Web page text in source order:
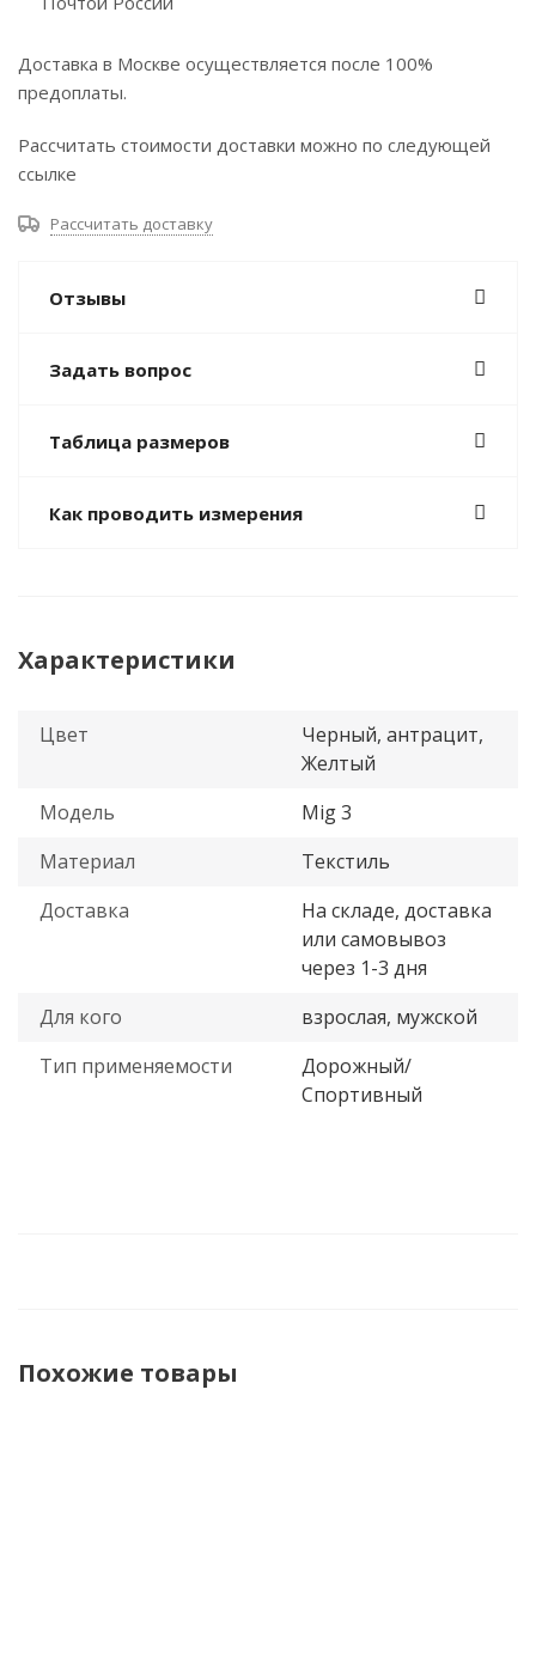
Доставка в Москве осуществляется после 100%
предоплаты.
Рассчитать стоимости доставки можно по следующей
ссылке
Рассчитать доставку
Отзывы
Задать вопрос
Таблица размеров
Как проводить измерения
Характеристики
Цвет
Черный, антрацит,
Желтый
Модель
Mig 3
Материал
Текстиль
Доставка
На складе, доставка
или самовывоз
через 1-3 дня
Для кого
взрослая, мужской
Тип применяемости
Дорожный/
Спортивный
Похожие товары